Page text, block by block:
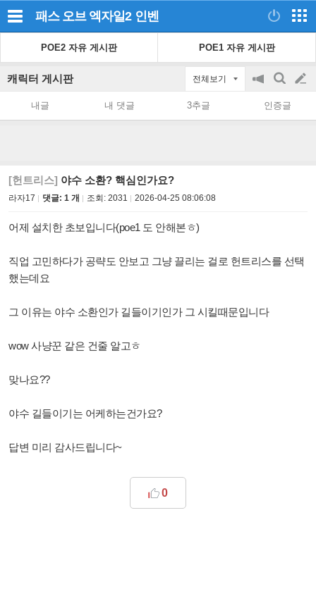
패스 오브 엑자일2 인벤
POE2 자유 게시판 POE1 자유 게시판
캐릭터 게시판 전체보기
공
on/off
검
색
글
쓰
내글 내 댓글 3추글 인증글
[헌트리스] 야수 소환? 핵심인가요?
라자17 댓글: 1 개 조회: 2031 2026-04-25 08:06:08
어제 설치한 초보입니다(poe1 도 안해본ㅎ)
직업 고민하다가 공략도 안보고 그냥 끌리는 걸로 헌트리스를 선택
했는데요
그 이유는 야수 소환인가 길들이기인가 그 시킬때문입니다
wow 사냥꾼 같은 건줄 알고ㅎ
맞나요??
야수 길들이기는 어케하는건가요?
답변 미리 감사드립니다~
0